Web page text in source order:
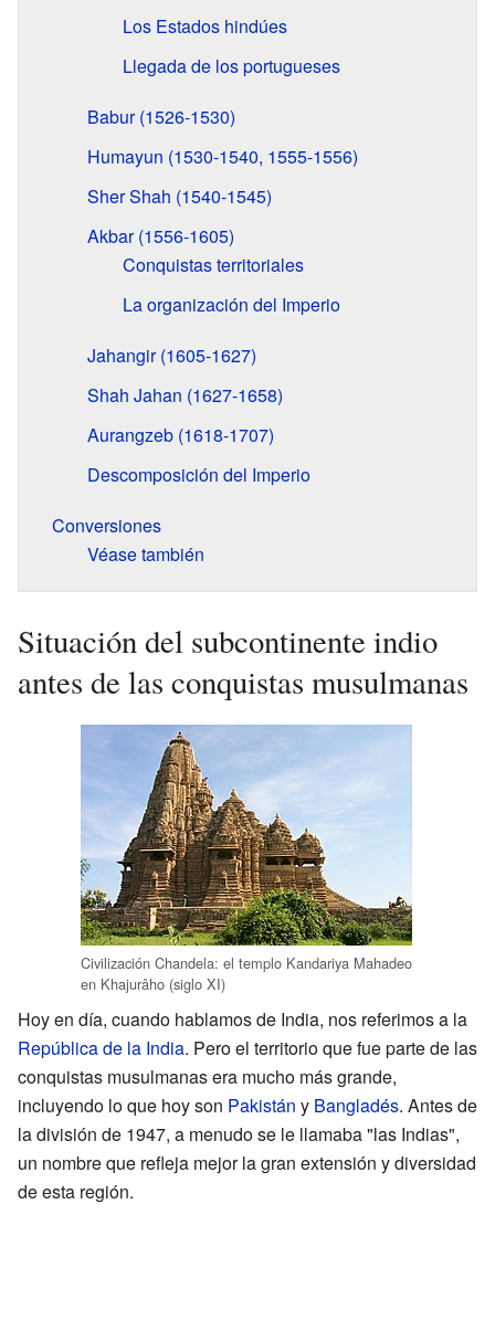
Los Estados hindúes
Llegada de los portugueses
Babur (1526-1530)
Humayun (1530-1540, 1555-1556)
Sher Shah (1540-1545)
Akbar (1556-1605)
Conquistas territoriales
La organización del Imperio
Jahangir (1605-1627)
Shah Jahan (1627-1658)
Aurangzeb (1618-1707)
Descomposición del Imperio
Conversiones
Véase también
Situación del subcontinente indio
antes de las conquistas musulmanas
Civilización Chandela: el templo Kandariya Mahadeo
en Khajurâho (siglo XI)
Hoy en día, cuando hablamos de India, nos referimos a la
República de la India. Pero el territorio que fue parte de las
conquistas musulmanas era mucho más grande,
incluyendo lo que hoy son Pakistán y Bangladés. Antes de
la división de 1947, a menudo se le llamaba "las Indias",
un nombre que refleja mejor la gran extensión y diversidad
de esta región.